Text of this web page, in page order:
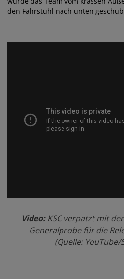
den Fahrstuhl nach unten
Video:KSC verpatzt mit
Generalprobe für die
(Quelle: